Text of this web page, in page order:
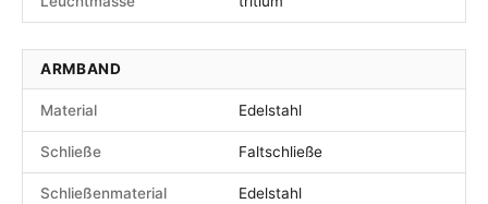
ARMBAND
Material Edelstahl
Schließe Faltschließe
Schließenmaterial Edelstahl